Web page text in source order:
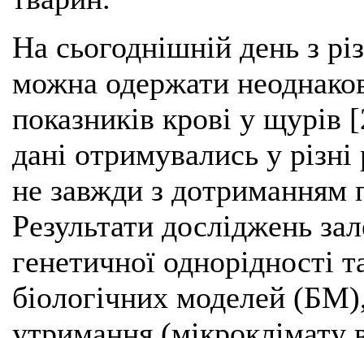
На сьогоднішній день з
можна одержати
показників крові у
дані отримувались у
не завжди з дотриманням
Результати досліджень
генетичної однорідності
біологічних моделей